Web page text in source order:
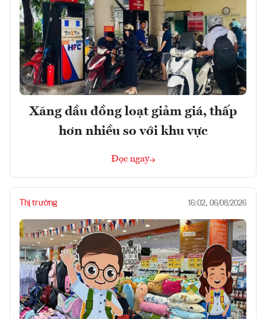
Xăng dầu đồng loạt giảm giá, thấp
hơn nhiều so với khu vực
Đọc ngay
Thị trường 16:02, 06/08/2026